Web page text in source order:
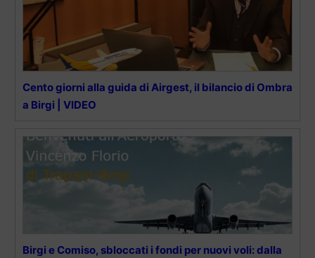
Cento giorni alla guida di Airgest, il bilancio di Ombra
a Birgi | VIDEO
Birgi e Comiso, sbloccati i fondi per nuovi voli: dalla